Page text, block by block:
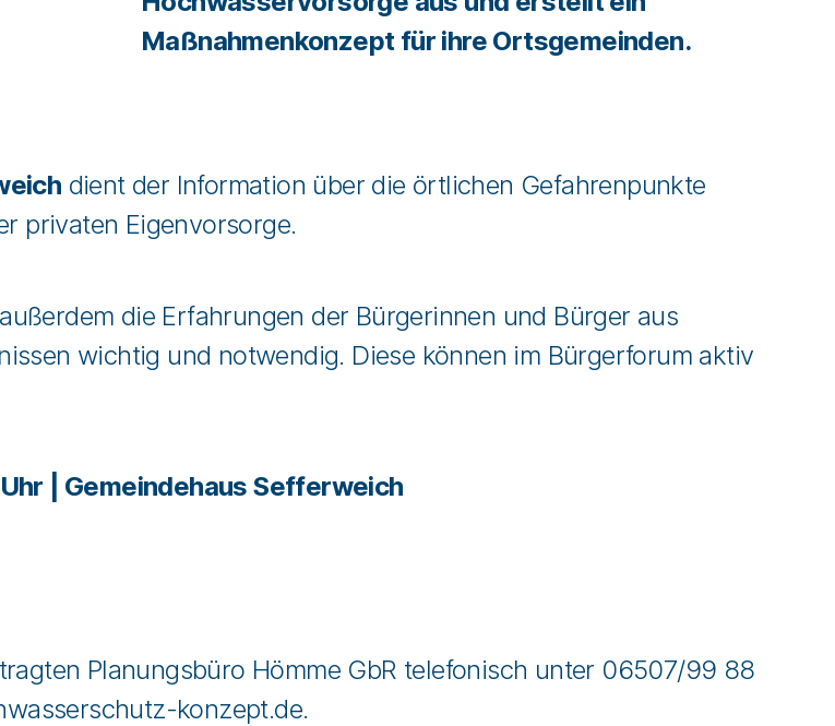
Maßnahmenkonzept für ihre Ortsgemeinden.
dient der Information über die örtlichen Gefahrenpunkte
privaten Eigenvorsorge.
die Erfahrungen der Bürgerinnen und Bürger aus
wichtig und notwendig. Diese können im Bürgerforum aktiv
Uhr | Gemeindehaus Sefferweich
Planungsbüro Hömme GbR telefonisch unter 06507/99 88
konzept.de.